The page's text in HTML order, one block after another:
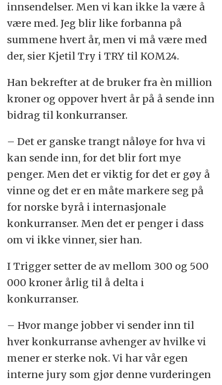
innsendelser. Men vi kan ikke la være å
være med. Jeg blir like forbanna på
summene hvert år, men vi må være med
der, sier Kjetil Try i TRY til KOM24.
Han bekrefter at de bruker fra èn million
kroner og oppover hvert år på å sende inn
bidrag til konkurranser.
– Det er ganske trangt nåløye for hva vi
kan sende inn, for det blir fort mye
penger. Men det er viktig for det er gøy å
vinne og det er en måte markere seg på
for norske byrå i internasjonale
konkurranser. Men det er penger i dass
om vi ikke vinner, sier han.
I Trigger setter de av mellom 300 og 500
000 kroner årlig til å delta i
konkurranser.
– Hvor mange jobber vi sender inn til
hver konkurranse avhenger av hvilke vi
mener er sterke nok. Vi har vår egen
interne jury som gjør denne vurderingen